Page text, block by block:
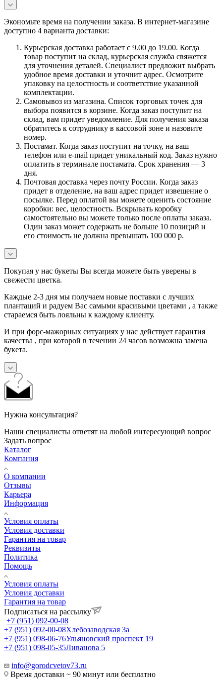
Экономьте время на получении заказа. В интернет-магазине
доступно 4 варианта доставки:
Курьерская доставка работает с 9.00 до 19.00. Когда
товар поступит на склад, курьерская служба свяжется
для уточнения деталей. Специалист предложит выбрать
удобное время доставки и уточнит адрес. Осмотрите
упаковку на целостность и соответствие указанной
комплектации.
Самовывоз из магазина. Список торговых точек для
выбора появится в корзине. Когда заказ поступит на
склад, вам придет уведомление. Для получения заказа
обратитесь к сотруднику в кассовой зоне и назовите
номер.
Постамат. Когда заказ поступит на точку, на ваш
телефон или e-mail придет уникальный код. Заказ нужно
оплатить в терминале постамата. Срок хранения — 3
дня.
Почтовая доставка через почту России. Когда заказ
придет в отделение, на ваш адрес придет извещение о
посылке. Перед оплатой вы можете оценить состояние
коробки: вес, целостность. Вскрывать коробку
самостоятельно вы можете только после оплаты заказа.
Один заказ может содержать не больше 10 позиций и
его стоимость не должна превышать 100 000 р.
Покупая у нас букеты Вы всегда можете быть уверены в
свежести цветка.
Каждые 2-3 дня мы получаем новые поставки с лучших
плантаций и радуем Вас самыми красивыми цветами , а также
стараемся быть лояльны к каждому клиенту.
И при форс-мажорных ситуациях у нас действует гарантия
качества , при которой в течении 24 часов возможна замена
букета.
Нужна консультация?
Наши специалисты ответят на любой интересующий вопрос
Задать вопрос
Каталог
Компания
О компании
Отзывы
Карьера
Информация
Условия оплаты
Условия доставки
Гарантия на товар
Реквизиты
Политика
Помощь
Условия оплаты
Условия доставки
Гарантия на товар
Подписаться на рассылку
+7 (951) 092-00-08
+7 (951) 092-00-08Хлебозаводская 3а
+7 (951) 098-06-76Ульяновский проспект 19
+7 (951) 098-05-35Ливанова 5
info@gorodcvetov73.ru
Время доставки ~ 90 минут или бесплатно